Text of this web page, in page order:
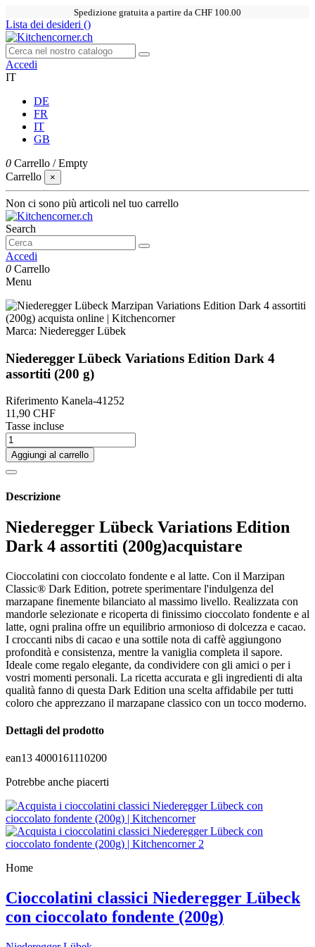
Spedizione gratuita a partire da CHF 100.00
Lista dei desideri ()
Accedi
IT
DE
FR
IT
GB
0 Carrello /Empty
Carrello
×
Non ci sono più articoli nel tuo carrello
Search
Accedi
0 Carrello
Menu
Marca: Niederegger Lübek
Niederegger Lübeck Variations Edition Dark 4
assortiti (200 g)
Riferimento Kanela-41252
11,90 CHF
Tasse incluse
Aggiungi al carrello
Descrizione
Niederegger Lübeck Variations Edition
Dark 4 assortiti (200g)acquistare
Cioccolatini con cioccolato fondente e al latte. Con il Marzipan
Classic® Dark Edition, potrete sperimentare l'indulgenza del
marzapane finemente bilanciato al massimo livello. Realizzata con
mandorle selezionate e ricoperta di finissimo cioccolato fondente e al
latte, ogni pralina offre un equilibrio armonioso di dolcezza e cacao.
I croccanti nibs di cacao e una sottile nota di caffè aggiungono
profondità e consistenza, mentre la vaniglia completa il sapore.
Ideale come regalo elegante, da condividere con gli amici o per i
vostri momenti personali. La ricetta accurata e gli ingredienti di alta
qualità fanno di questa Dark Edition una scelta affidabile per tutti
coloro che apprezzano il marzapane classico con un tocco moderno.
Dettagli del prodotto
ean13 4000161110200
Potrebbe anche piacerti
Home
Cioccolatini classici Niederegger Lübeck
con cioccolato fondente (200g)